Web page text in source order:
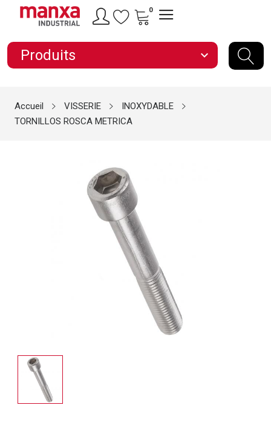
0
Produits expand_more
Accueil VISSERIE
INOXYDABLE
TORNILLOS ROSCA METRICA